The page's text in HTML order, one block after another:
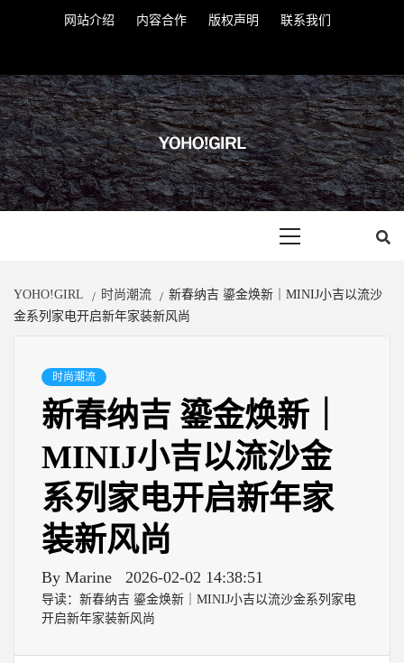
网站介绍 内容合作 版权声明
联系我们
YOHOGIRL
YOHO!GIRL 时尚潮流
新春纳吉 鎏金焕新｜MINIJ小吉以流沙
金系列家电开启新年家装新风尚
时尚潮流
新春纳吉 鎏金焕新｜
MINIJ小吉以流沙金
系列家电开启新年家
装新风尚
By Marine 2026-02-02 14:38:51
导读：新春纳吉 鎏金焕新｜MINIJ小吉以流沙金系列家电
开启新年家装新风尚